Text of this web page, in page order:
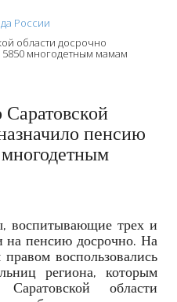
России
области досрочно
многодетным мамам
пенсию
воспитывающие трех и
на пенсию досрочно. На
воспользовались
региона, которым
области